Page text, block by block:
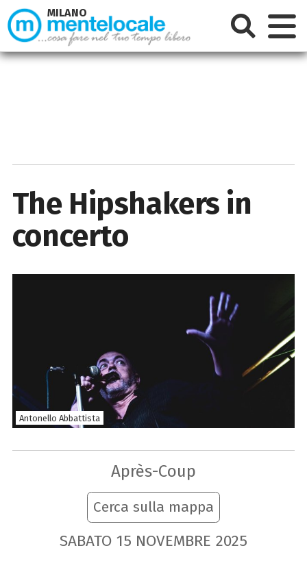
The Hipshakers in
concerto
Antonello Abbattista
Après-Coup
Cerca sulla mappa
SABATO 15 NOVEMBRE 2025
MILANO